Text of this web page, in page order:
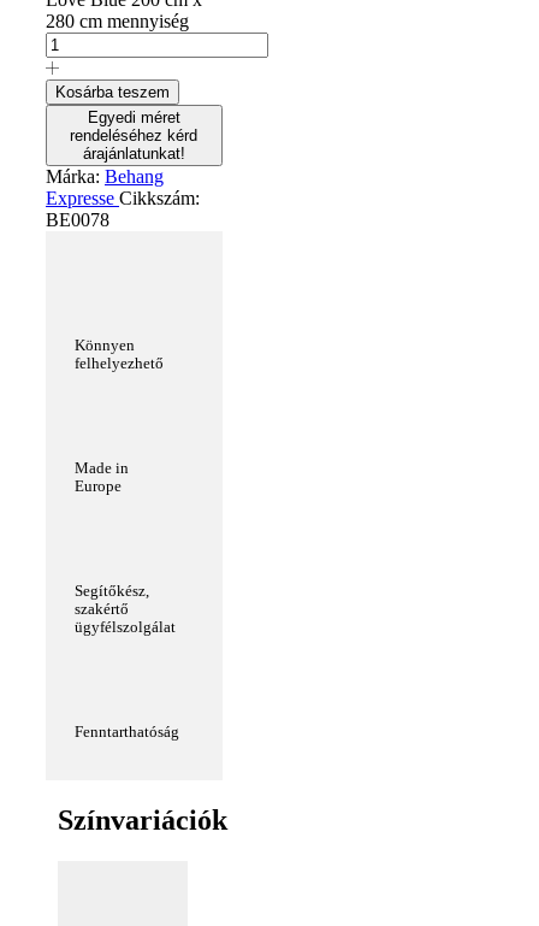
280 cm mennyiség
Kosárba teszem
Egyedi méret
rendeléséhez kérd
árajánlatunkat!
Márka: Behang
Expresse Cikkszám:
BE0078
Könnyen
felhelyezhető
Made in
Europe
Segítőkész,
szakértő
ügyfélszolgálat
Fenntarthatóság
Színvariációk